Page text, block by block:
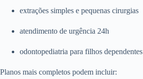
extrações simples e pequenas cirurgias
atendimento de urgência 24h
odontopediatria para filhos dependentes
Planos mais completos podem incluir: